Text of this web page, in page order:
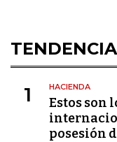
1 HACIENDA
Estos son
posesión